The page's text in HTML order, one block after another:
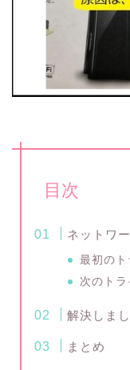
目次
ネットワ
最初のト
次のトラ
解決しま
まとめ